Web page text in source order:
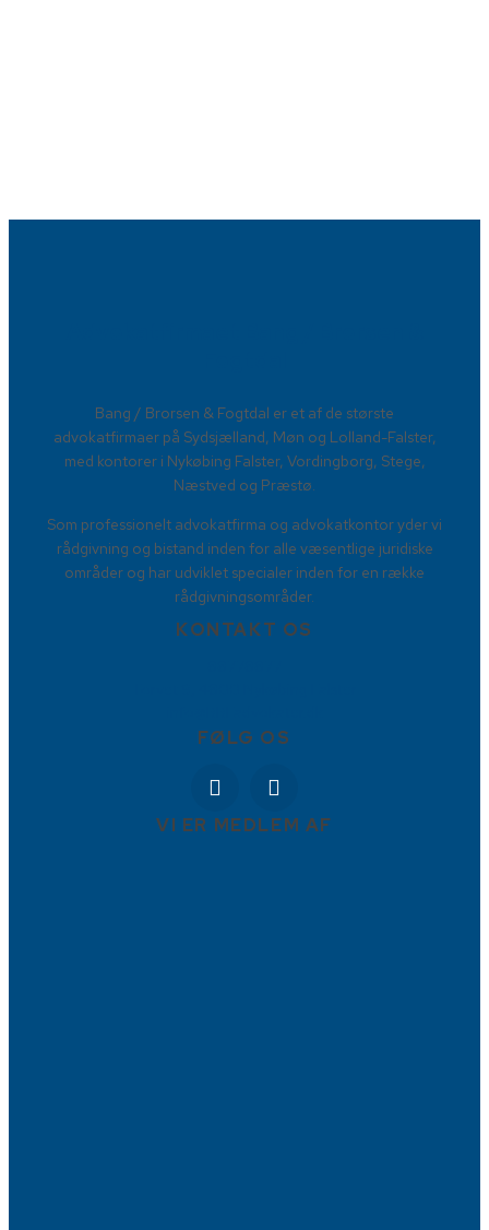
​Bang / Brorsen & Fogtdal er et af de største
advokatfirmaer på Sydsjælland, Møn og Lolland-Falster,
med kontorer i Nykøbing Falster, Vordingborg, Stege,
Næstved og Præstø.
Som professionelt advokatfirma og advokatkontor yder vi
rådgivning og bistand inden for alle væsentlige juridiske
områder og har udviklet specialer inden for en række
rådgivningsområder.
KONTAKT OS
FØLG OS
VI ER MEDLEM AF